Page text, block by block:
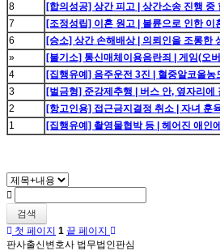
8
[합의성공] 상간 피고 | 상간소송 진행
7
[조정성립] 이혼 원고 | 불륜으로 인한 이
6
[승소] 상간 손해배상 | 의뢰인을 조롱한
»
[불기소] 통신매체이용음란죄 | 게임(오
4
[집행유예] 음주운전 3진 | 혈중알코올
3
[벌금형] 준강제추행 | 버스 안, 옆자리
2
[항고인용] 접근금지결정 취소 | 자녀 훈
1
[집행유예] 촬영물협박 등 | 헤어진 애인
검색
첫 페이지 1 끝 페이지
판사출신변호사 법무법인판심